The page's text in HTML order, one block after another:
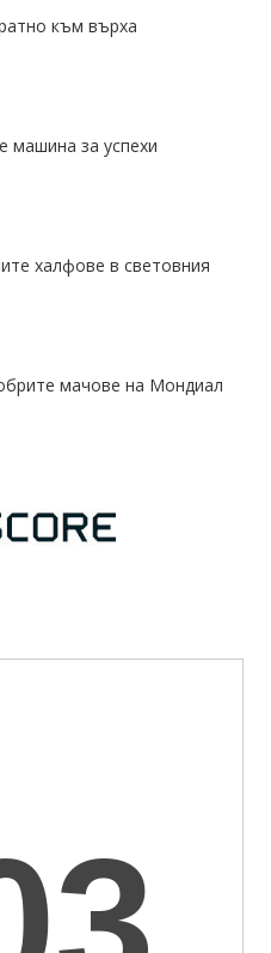
към върха
машина за успехи
халфове в световния
мачове на Мондиал